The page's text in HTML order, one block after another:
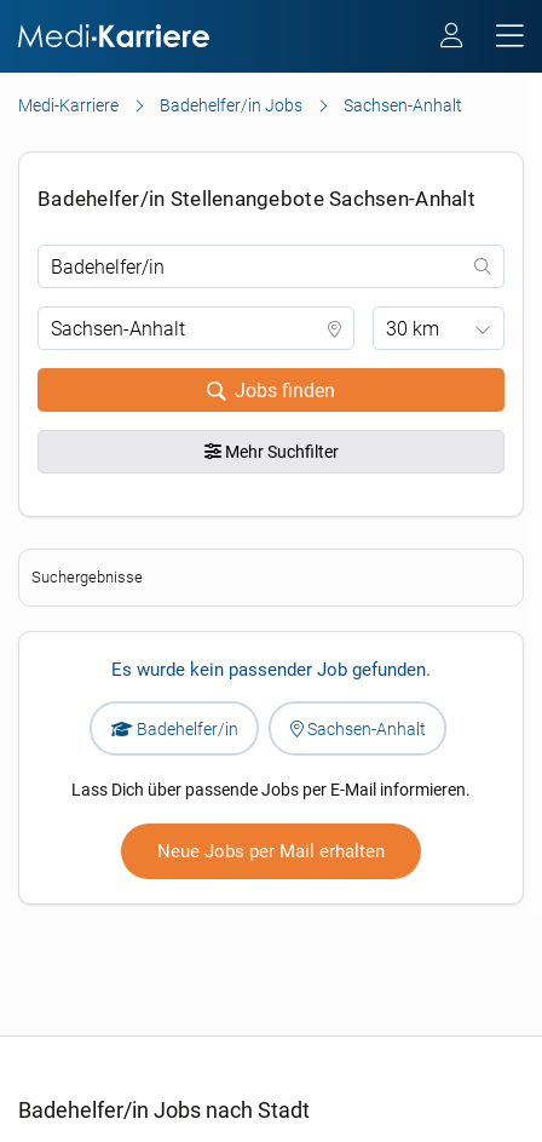
Medi-Karriere Badehelfer/in Jobs Sachsen-Anhalt
Badehelfer/in Stellenangebote Sachsen-Anhalt
30 km
Jobs finden
Mehr Suchfilter
Suchergebnisse
Es wurde kein passender Job gefunden.
Badehelfer/in Sachsen-Anhalt
Lass Dich über passende Jobs per E-Mail informieren.
Neue Jobs per Mail erhalten
Badehelfer/in Jobs nach Stadt